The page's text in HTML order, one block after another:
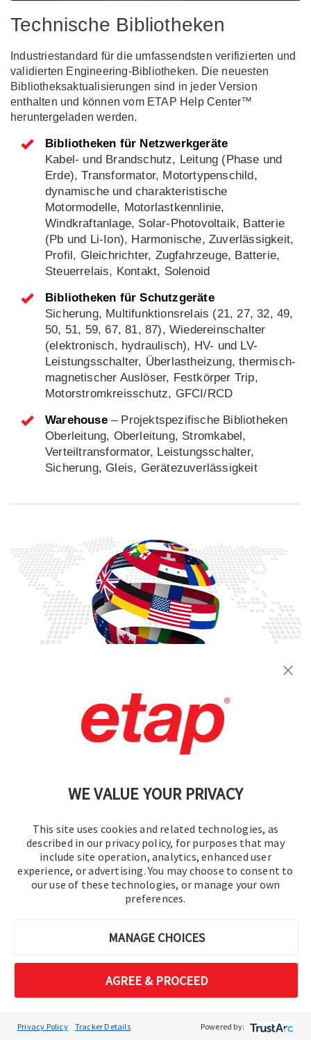
WE VALUE YOUR PRIVACY
This site uses cookies and related technologies, as
described in our privacy policy, for purposes that may
include site operation, analytics, enhanced user
experience, or advertising. You may choose to consent to
our use of these technologies, or manage your own
preferences.
MANAGE CHOICES
AGREE & PROCEED
Privacy Policy Tracker Details Powered by:
Technische Bibliotheken
Industriestandard für die umfassendsten verifizierten und
validierten Engineering-Bibliotheken. Die neuesten
Bibliotheksaktualisierungen sind in jeder Version
enthalten und können vom ETAP Help Center™
heruntergeladen werden.
Bibliotheken für Netzwerkgeräte
Kabel- und Brandschutz, Leitung (Phase und
Erde), Transformator, Motortypenschild,
dynamische und charakteristische
Motormodelle, Motorlastkennlinie,
Windkraftanlage, Solar-Photovoltaik, Batterie
(Pb und Li-Ion), Harmonische, Zuverlässigkeit,
Profil, Gleichrichter, Zugfahrzeuge, Batterie,
Steuerrelais, Kontakt, Solenoid
Bibliotheken für Schutzgeräte
Sicherung, Multifunktionsrelais (21, 27, 32, 49,
50, 51, 59, 67, 81, 87), Wiedereinschalter
(elektronisch, hydraulisch), HV- und LV-
Leistungsschalter, Überlastheizung, thermisch-
magnetischer Auslöser, Festkörper Trip,
Motorstromkreisschutz, GFCI/RCD
Warehouse– Projektspezifische Bibliotheken
Oberleitung, Oberleitung, Stromkabel,
Verteiltransformator, Leistungsschalter,
Sicherung, Gleis, Gerätezuverlässigkeit
Mehrsprachige Ausgaben
ETAP Multi-Language-Versionen sind in mehreren
Sprachen lokalisiert, einschließlich der
Benutzerhandbücher und Ausgabeberichte.
Portugiesisch, Chinesisch, Koreanisch,
Russisch, Japanisch****
****Die japanische Sprachausgabe erfordert eine
zusätzliche Gebühr.